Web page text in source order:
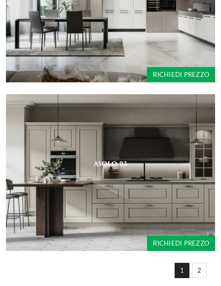
1 2
RICHIEDI PREZZO
ASOLO 03
RICHIEDI PREZZO